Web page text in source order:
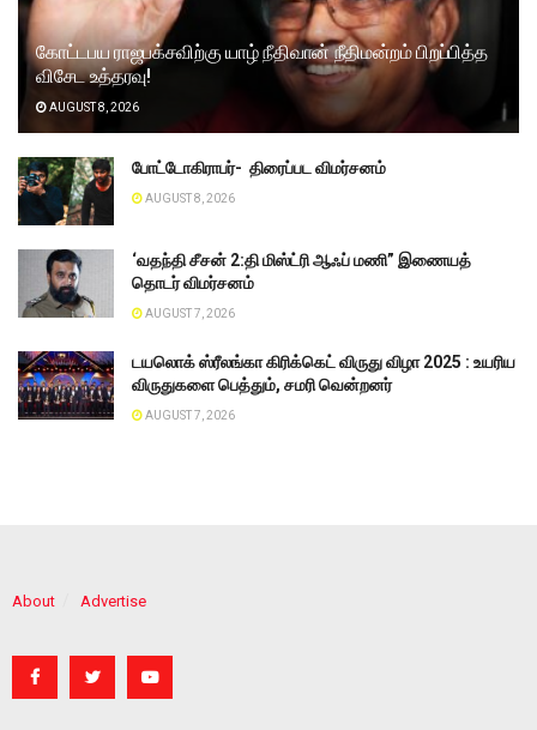
கோட்டபய ராஜபக்சவிற்கு யாழ் நீதிவான் நீதிமன்றம் பிறப்பித்த
விசேட உத்தரவு!
AUGUST 8, 2026
போட்டோகிராபர்- ‌ திரைப்பட விமர்சனம்
AUGUST 8, 2026
‘வதந்தி சீசன் 2:தி மிஸ்ட்ரி ஆஃப் மணி” இணையத்
தொடர் விமர்சனம்
AUGUST 7, 2026
டயலொக் ஸ்ரீலங்கா கிரிக்கெட் விருது விழா 2025 : உயரிய
விருதுகளை பெத்தும், சமரி வென்றனர்
AUGUST 7, 2026
About Advertise